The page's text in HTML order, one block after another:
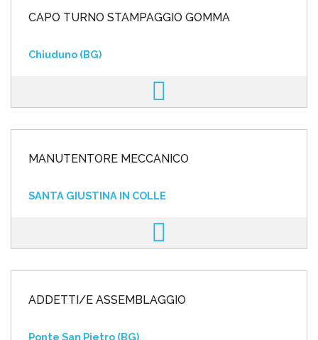
CAPO TURNO STAMPAGGIO GOMMA
Chiuduno (BG)
MANUTENTORE MECCANICO
SANTA GIUSTINA IN COLLE
ADDETTI/E ASSEMBLAGGIO
Ponte San Pietro (BG)